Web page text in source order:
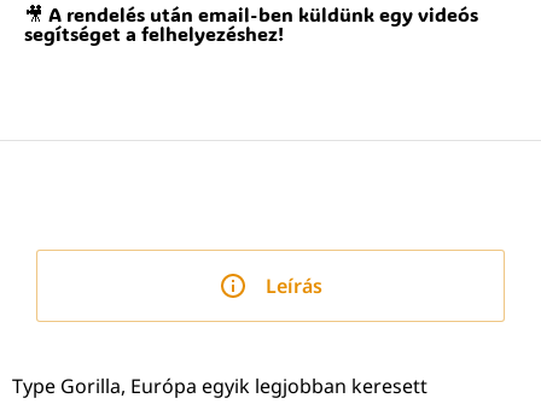
🎥 A rendelés után email-ben küldünk egy videós
segítséget a felhelyezéshez!
Leírás
Type Gorilla, Európa egyik legjobban keresett